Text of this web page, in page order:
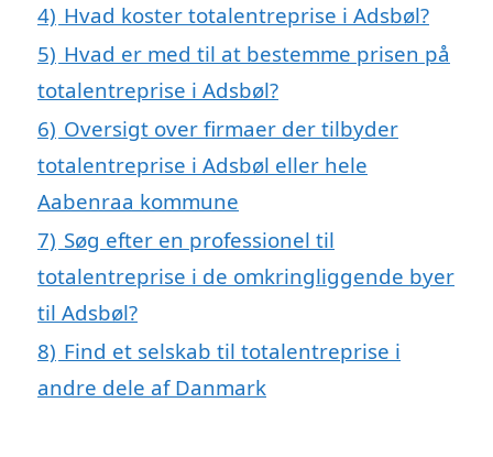
4) Hvad koster totalentreprise i Adsbøl?
5) Hvad er med til at bestemme prisen på
totalentreprise i Adsbøl?
6) Oversigt over firmaer der tilbyder
totalentreprise i Adsbøl eller hele
Aabenraa kommune
7) Søg efter en professionel til
totalentreprise i de omkringliggende byer
til Adsbøl?
8) Find et selskab til totalentreprise i
andre dele af Danmark